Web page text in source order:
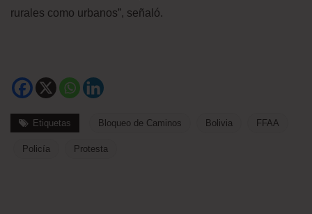
rurales como urbanos”, señaló.
Etiquetas Bloqueo de Caminos Bolivia FFAA
Policía Protesta